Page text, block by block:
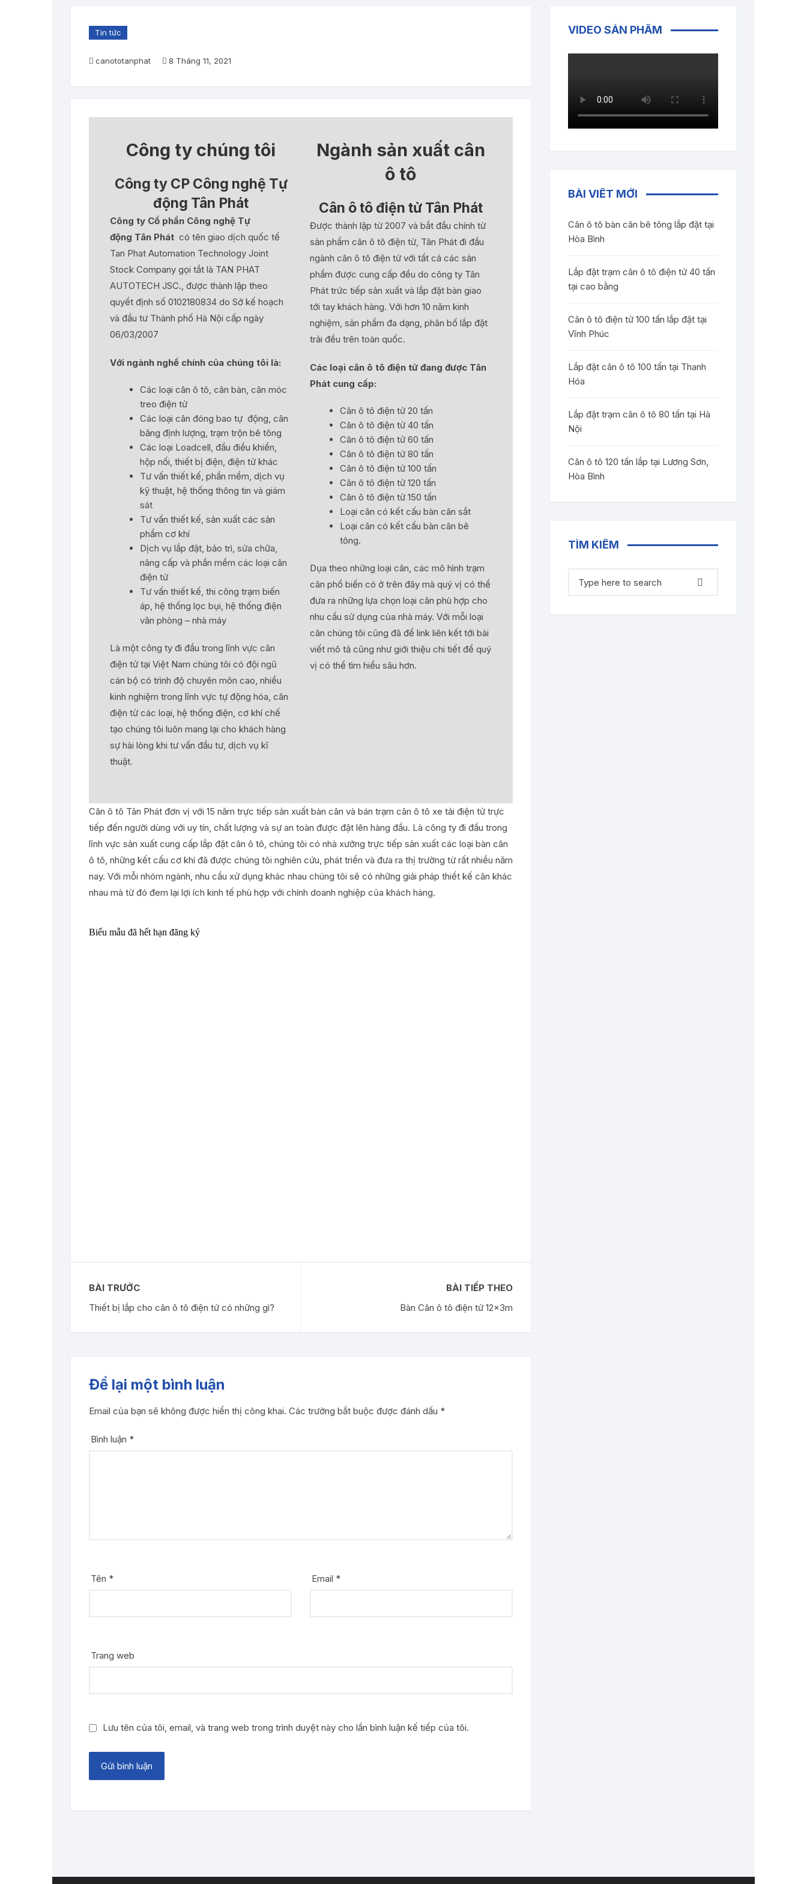
Cân điện tử 150 tấn
Tin tức
canototanphat 8 Tháng 11, 2021
Công ty chúng tôi
Công ty CP Công nghệ Tự
động Tân Phát
Công ty Cổ phần Công nghệ Tự
động Tân Phát có tên giao dịch quốc tế
Tan Phat Automation Technology Joint
Stock Company gọi tắt là TAN PHAT
AUTOTECH JSC., được thành lập theo
quyết định số 0102180834 do Sở kế hoạch
và đầu tư Thành phố Hà Nội cấp ngày
06/03/2007
Với ngành nghề chính của chúng tôi là:
Các loại cân ô tô, cân bàn, cân móc
treo điện tử
Các loại cân đóng bao tự động, cân
băng định lượng, trạm trộn bê tông
Các loại Loadcell, đầu điều khiển,
hộp nối, thiết bị điện, điện tử khác
Tư vấn thiết kế, phần mềm, dịch vụ
kỹ thuật, hệ thống thông tin và giám
sát
Tư vấn thiết kế, sản xuất các sản
phẩm cơ khí
Dịch vụ lắp đặt, bảo trì, sửa chữa,
nâng cấp và phần mềm các loại cân
điện tử
Tư vấn thiết kế, thi công trạm biến
áp, hệ thống lọc bụi, hệ thống điện
văn phòng – nhà máy
Là một công ty đi đầu trong lĩnh vực cân
điện tử tại Việt Nam chúng tôi có đội ngũ
cán bộ có trình độ chuyên môn cao, nhiều
kinh nghiệm trong lĩnh vực tự động hóa, cân
điện tử các loại, hệ thống điện, cơ khí chế
tạo chúng tôi luôn mang lại cho khách hàng
sự hài lòng khi tư vấn đầu tư, dịch vụ kĩ
thuật.
Ngành sản xuất cân
ô tô
Cân ô tô điện tử Tân Phát
Được thành lập từ 2007 và bắt đầu chính từ
sản phẩm cân ô tô điện tử, Tân Phát đi đầu
ngành cân ô tô điện tử với tất cả các sản
phẩm được cung cấp đều do công ty Tân
Phát trức tiếp sản xuất và lắp đặt bàn giao
tới tay khách hàng. Với hơn 10 năm kinh
nghiệm, sản phẩm đa dạng, phân bố lắp đặt
trải đều trên toàn quốc.
Các loại cân ô tô điện tử đang được Tân
Phát cung cấp:
Cân ô tô điện tử 20 tấn
Cân ô tô điện tử 40 tấn
Cân ô tô điện tử 60 tấn
Cân ô tô điện tử 80 tấn
Cân ô tô điện tử 100 tấn
Cân ô tô điện tử 120 tấn
Cân ô tô điện tử 150 tấn
Loại cân có kết cấu bàn cân sắt
Loại cân có kết cấu bàn cân bê
tông.
Dụa theo những loại cân, các mô hình trạm
cân phổ biến có ở trên đây mà quý vị có thể
đưa ra những lựa chọn loại cân phù hợp cho
nhu cầu sử dụng của nhà máy. Với mỗi loại
cân chúng tôi cũng đã để link liên kết tới bài
viết mô tả cũng như giới thiệu chi tiết để quý
vị có thể tìm hiểu sâu hơn.
Cân ô tô Tân Phát đơn vị với 15 năm trực tiếp sản xuất bàn cân và bán trạm cân ô tô xe tải điện tử trực
tiếp đến người dùng với uy tín, chất lượng và sự an toàn được đặt lên hàng đầu. Là công ty đi đầu trong
lĩnh vực sản xuất cung cấp lắp đặt cân ô tô, chúng tôi có nhà xưởng trực tiếp sản xuất các loại bàn cân
ô tô, những kết cấu cơ khí đã được chúng tôi nghiên cứu, phát triển và đưa ra thị trường từ rất nhiều năm
nay. Với mỗi nhóm ngành, nhu cầu xử dụng khác nhau chúng tôi sẽ có những giải pháp thiết kế cân khác
nhau mà từ đó đem lại lợi ích kinh tế phù hợp với chính doanh nghiệp của khách hàng.
BÀI TRƯỚC
Thiết bị lắp cho cân ô tô điện tử có những gì?
BÀI TIẾP THEO
Bàn Cân ô tô điện tử 12x3m
Để lại một bình luận
Email của bạn sẽ không được hiển thị công khai. Các trường bắt buộc được đánh dấu *
Bình luận *
Tên * Email *
Trang web
Lưu tên của tôi, email, và trang web trong trình duyệt này cho lần bình luận kế tiếp của tôi.
VIDEO SẢN PHẨM
BÀI VIẾT MỚI
Cân ô tô bàn cân bê tông lắp đặt tại
Hòa Bình
Lắp đặt trạm cân ô tô điện tử 40 tấn
tại cao bằng
Cân ô tô điện tử 100 tấn lắp đặt tại
Vĩnh Phúc
Lắp đặt cân ô tô 100 tấn tại Thanh
Hóa
Lắp đặt trạm cân ô tô 80 tấn tại Hà
Nội
Cân ô tô 120 tấn lắp tại Lương Sơn,
Hòa Bình
TÌM KIẾM
kiếm: